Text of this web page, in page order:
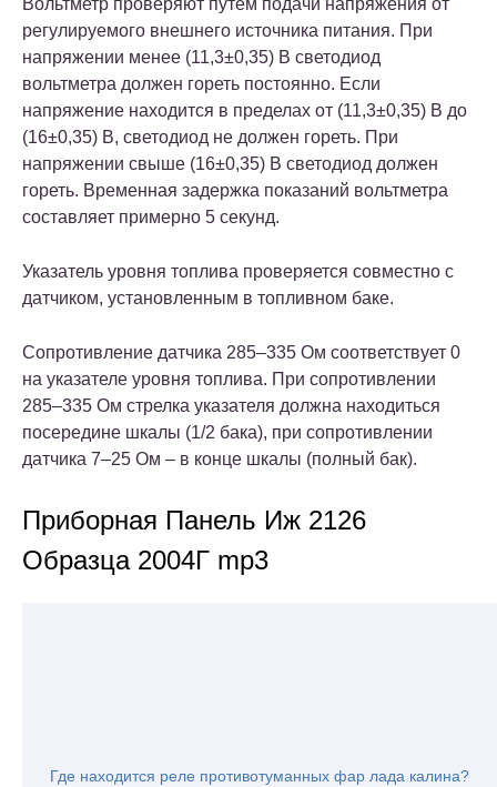
Вольтметр проверяют путем подачи напряжения от
регулируемого внешнего источника питания. При
напряжении менее (11,3±0,35) В светодиод
вольтметра должен гореть постоянно. Если
напряжение находится в пределах от (11,3±0,35) В до
(16±0,35) В, светодиод не должен гореть. При
напряжении свыше (16±0,35) В светодиод должен
гореть. Временная задержка показаний вольтметра
составляет примерно 5 секунд.
Указатель уровня топлива проверяется совместно с
датчиком, установленным в топливном баке.
Сопротивление датчика 285–335 Ом соответствует 0
на указателе уровня топлива. При сопротивлении
285–335 Ом стрелка указателя должна находиться
посередине шкалы (1/2 бака), при сопротивлении
датчика 7–25 Ом – в конце шкалы (полный бак).
Приборная Панель Иж 2126
Образца 2004Г mp3
Где находится реле противотуманных фар лада калина?